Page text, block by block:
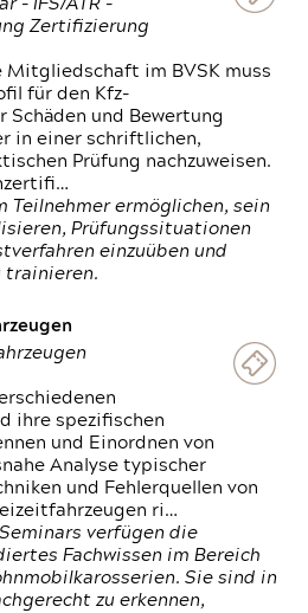
- IFS/ATR -
Zertifizierung
Mitgliedschaft im BVSK muss
für den Kfz-
Schäden und Bewertung
in einer schriftlichen,
Prüfung nachzuweisen.
Teilnehmer ermöglichen, sein
Prüfungssituationen
einzuüben und
trainieren.
ihre spezifischen
und Einordnen von
Analyse typischer
und Fehlerquellen von
ri…
verfügen die
Fachwissen im Bereich
Sie sind in
zu erkennen,